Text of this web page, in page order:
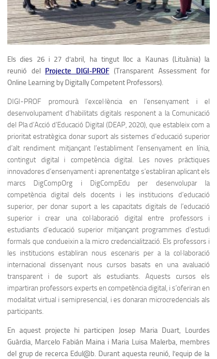
Els dies 26 i 27 d’abril, ha tingut lloc a Kaunas (Lituània) la
reunió del Projecte DIGI-PROF(Transparent Assessment for
Online Learning by Digitally Competent Professors).
DIGI-PROF promourà l’excel·lència en l’ensenyament i el
desenvolupament d’habilitats digitals responent a la Comunicació
del Pla d’Acció d’Educació Digital (DEAP, 2020), que estableix com a
prioritat estratègica donar suport als sistemes d’educació superior
d’alt rendiment mitjançant l’establiment l’ensenyament en línia,
contingut digital i competència digital. Les noves pràctiques
innovadores d’ensenyament i aprenentatge s’establiran aplicant els
marcs DigCompOrg i DigCompEdu per desenvolupar la
competència digital dels docents i les institucions d’educació
superior, per donar suport a les capacitats digitals de l’educació
superior i crear una col·laboració digital entre professors i
estudiants d’educació superior mitjançant programmes d’estudi
formals que condueixin a la micro credencialització. Els professors i
les institucions establiran nous escenaris per a la col·laboració
internacional dissenyant nous cursos basats en una avaluació
transparent i de suport als estudiants. Aquests cursos els
impartiran professors experts en competència digital, i s’oferiran en
modalitat virtual i semipresencial, i es donaran microcredencials als
participants.
En aquest projecte hi participen Josep Maria Duart, Lourdes
Guàrdia, Marcelo Fabián Maina i Maria Luisa Malerba, membres
del grup de recerca Edul@b. Durant aquesta reunió, l’equip de la